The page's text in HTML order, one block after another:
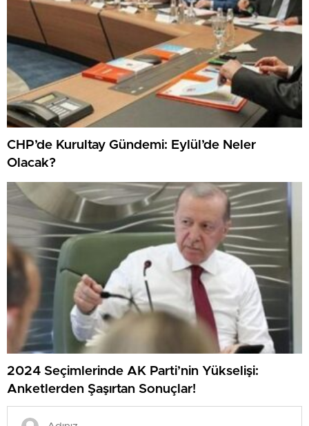
CHP’de Kurultay Gündemi: Eylül’de Neler
Olacak?
2024 Seçimlerinde AK Parti’nin Yükselişi:
Anketlerden Şaşırtan Sonuçlar!